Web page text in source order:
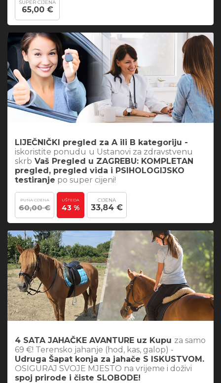
SUPER CIJENA
65,00 €
LIJEČNIČKI pregled za A ili B kategoriju -
iskoristite ponudu u Ustanovi za zdravstvenu
skrb Vaš Pregled u ZAGREBU: KOMPLETAN
pregled, pregled vida i PSIHOLOGIJSKO
testiranje po super cijeni!
PUNA CIJENA
60,00 €
UŠTEDA
43 %
CIJENA
33,84 €
4 SATA JAHAČKE AVANTURE uz Kupu za samo
69 €! Terensko jahanje (hod, kas, galop) -
Udruga Šapat konja za jahače S ISKUSTVOM.
OSIGURAJ SVOJE MJESTO na vrijeme i doživi
spoj prirode i čiste SLOBODE!